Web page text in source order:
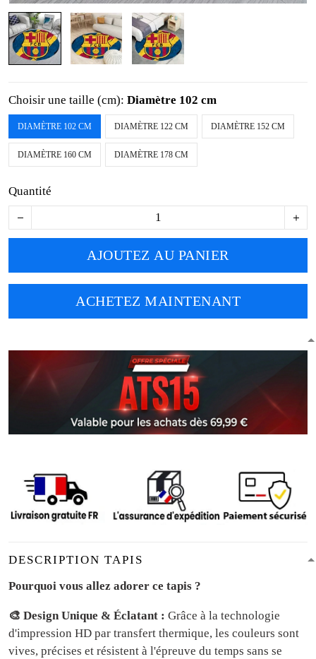
Choisir une taille (cm): Diamètre 102 cm
DIAMÈTRE 102 CM DIAMÈTRE 122 CM DIAMÈTRE 152 CM
DIAMÈTRE 160 CM DIAMÈTRE 178 CM
Quantité
AJOUTEZ AU PANIER
ACHETEZ MAINTENANT
DESCRIPTION TAPIS
Pourquoi vous allez adorer ce tapis ?
🎨 Design Unique & Éclatant : Grâce à la technologie
d'impression HD par transfert thermique, les couleurs sont
vives, précises et résistent à l'épreuve du temps sans se